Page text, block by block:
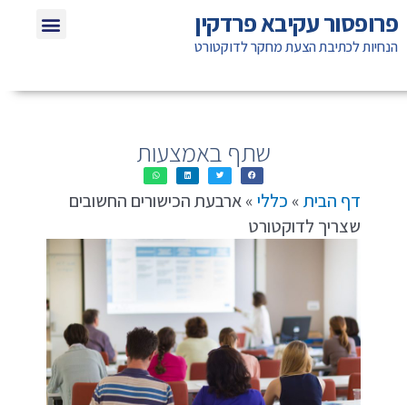
לתוכן
פרופסור עקיבא פרדקין
הנחיות לכתיבת הצעת מחקר לדוקטורט
דף הבית» כללי»ארבעת הכישורים החשובים
שצריך לדוקטורט
שתף באמצעות